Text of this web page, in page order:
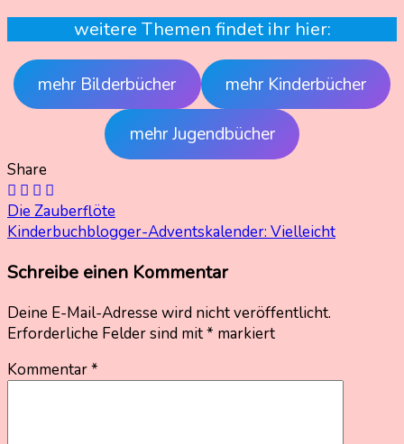
weitere Themen findet ihr hier:
mehr Bilderbücher mehr Kinderbücher
mehr Jugendbücher
Share
Beitragsnavigation
Die Zauberflöte
Kinderbuchblogger-Adventskalender: Vielleicht
Schreibe einen Kommentar
Deine E-Mail-Adresse wird nicht veröffentlicht.
Erforderliche Felder sind mit* markiert
Kommentar*